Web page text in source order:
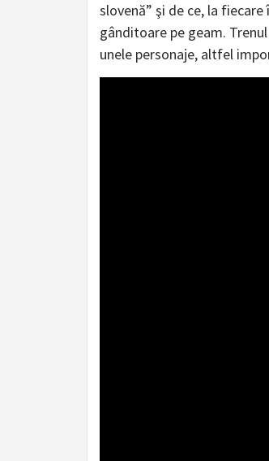
slovenă” şi de ce, la
gânditoare pe geam.
unele personaje, altfel